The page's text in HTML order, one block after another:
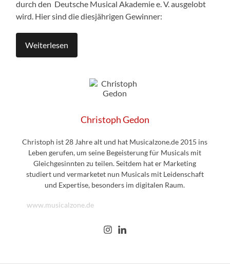
durch den Deutsche Musical Akademie e. V. ausgelobt
wird. Hier sind die diesjährigen Gewinner:
Weiterlesen
Christoph Gedon
Christoph ist 28 Jahre alt und hat Musicalzone.de 2015 ins
Leben gerufen, um seine Begeisterung für Musicals mit
Gleichgesinnten zu teilen. Seitdem hat er Marketing
studiert und vermarketet nun Musicals mit Leidenschaft
und Expertise, besonders im digitalen Raum.
www.musicalzone.de